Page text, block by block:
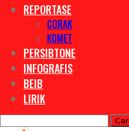
REPORTASE
CORAK
KOMET
PERSIBTONE
INFOGRAFIS
BEIB
LIRIK